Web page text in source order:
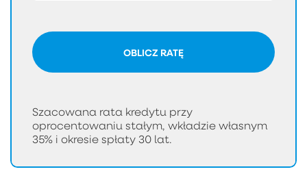
OBLICZ RATĘ
Szacowana rata kredytu przy
oprocentowaniu stałym, wkładzie własnym
35% i okresie spłaty 30 lat.